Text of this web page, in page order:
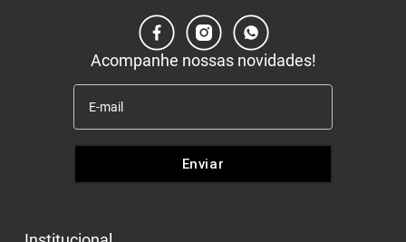
Acompanhe nossas novidades!
Enviar